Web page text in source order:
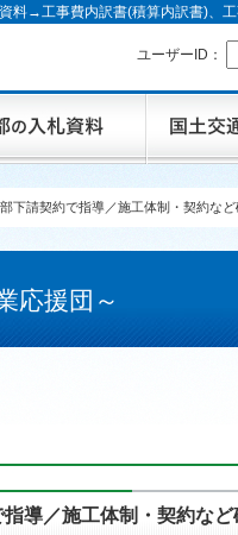
料→工事費内訳書(積算内訳書)、
ユーザーID：
下請契約で指導／施工体制・契約など
応援団～
導／施工体制・契約など